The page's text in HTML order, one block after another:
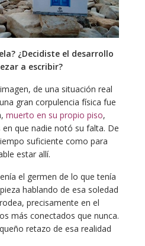
¿Decidiste el desarrollo
a escribir?
de una situación real
gran corpulencia física fue
muerto en su propio piso,
que nadie notó su falta. De
suficiente como para
estar allí.
el germen de lo que tenía
hablando de esa soledad
precisamente en el
más conectados que nunca.
retazo de esa realidad